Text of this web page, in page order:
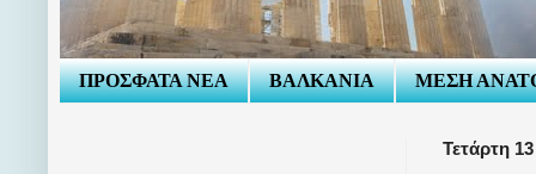
ΠΡΟΣΦΑΤΑ ΝΕΑ ΒΑΛΚΑΝΙΑ ΜΕΣΗ
Τετάρτη